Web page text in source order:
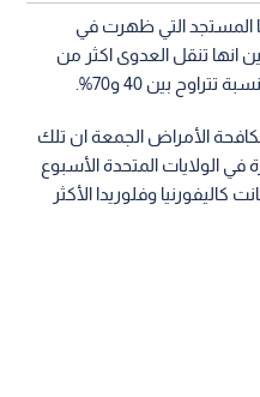
كورونا المستجد التي ظهرت في
انها تنقل العدوى اكثر من
بين 40 و70%.
الأمراض الجمعة ان تلك
في الولايات المتحدة الأسبوع
وفلوريدا الأكثر